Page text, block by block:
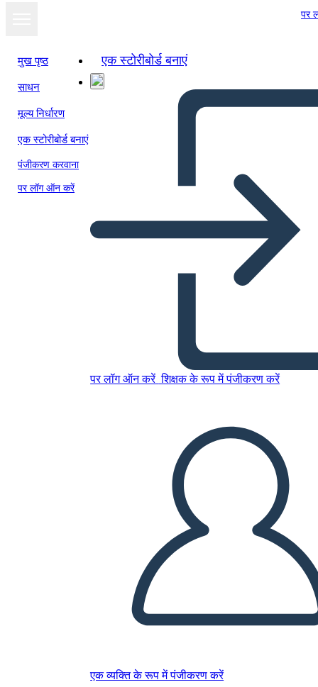
पर
मुख पृष्ठ
साधन
मूल्य निर्धारण
एक स्टोरीबोर्ड बनाएं
पंजीकरण करवाना
पर लॉग ऑन करें
एक स्टोरीबोर्ड बनाएं
पर लॉग ऑन करें शिक्षक के रूप में पंजीकरण करें
एक व्यक्ति के रूप में पंजीकरण करें
देखने का बिंदु - स्पाइडर चार्ट
इस स्टोरीबोर्ड को कॉपी करें
स्टोरीबोर्ड बनाएं
मुझे पढ़कर सुनाओ
स्लाइड शो के रूप में
देखें